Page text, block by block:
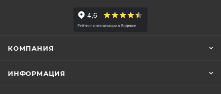
КОМПАНИЯ
ИНФОРМАЦИЯ